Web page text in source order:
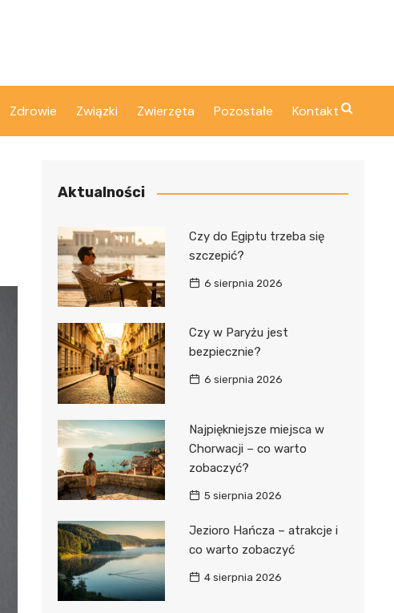
Zdrowie Związki Zwierzęta Pozostałe Kontakt
Aktualności
Czy do Egiptu trzeba się
szczepić?
6 sierpnia 2026
Czy w Paryżu jest
bezpiecznie?
6 sierpnia 2026
Najpiękniejsze miejsca w
Chorwacji – co warto
zobaczyć?
5 sierpnia 2026
Jezioro Hańcza – atrakcje i
co warto zobaczyć
4 sierpnia 2026